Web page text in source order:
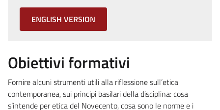
ENGLISH VERSION
Obiettivi formativi
Fornire alcuni strumenti utili alla riflessione sull’etica
contemporanea, sui principi basilari della disciplina: cosa
s’intende per etica del Novecento, cosa sono le norme e i